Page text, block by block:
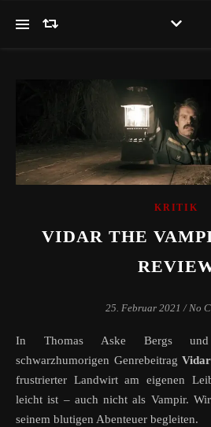
KRITIK
VIDAR THE
25. Februar 2021 / No
In Thomas Aske Bergs und Fredrik Waldelands
schwarzhumorigen Genrebeitrag
frustrierter Landwirt am eigenen
leicht ist – auch nicht als Vampir.
seinem blutigen Abenteuer begleiten.